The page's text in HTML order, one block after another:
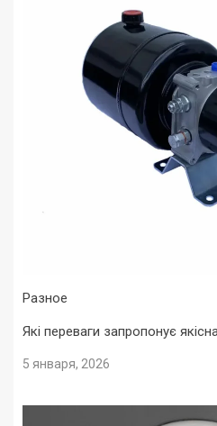
Разное
Які переваги запропонує
5 января, 2026